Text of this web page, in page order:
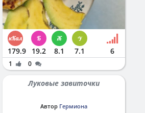
179.9 19.2 8.1 7.1 6
1 0
Луковые завиточки
Автор Гермиона